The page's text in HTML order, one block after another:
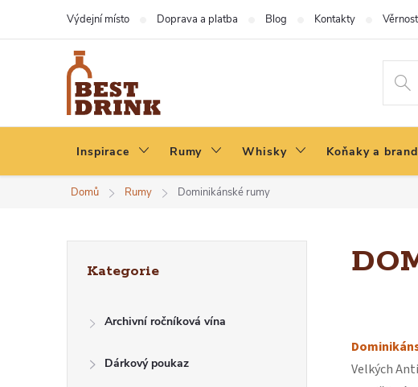
Výdejní místo Doprava a platba Blog Kontakty
Inspirace Rumy Whisky Koňaky a
Domů Rumy Dominikánské rumy
kategorie
Kategorie
Archivní ročníková vína
Dárkový poukaz
Velkých